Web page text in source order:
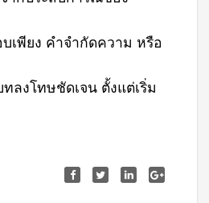
เพียง คำจำกัดความ หรือ
ลงโทษชัดเจน ตั้งแต่เริ่ม